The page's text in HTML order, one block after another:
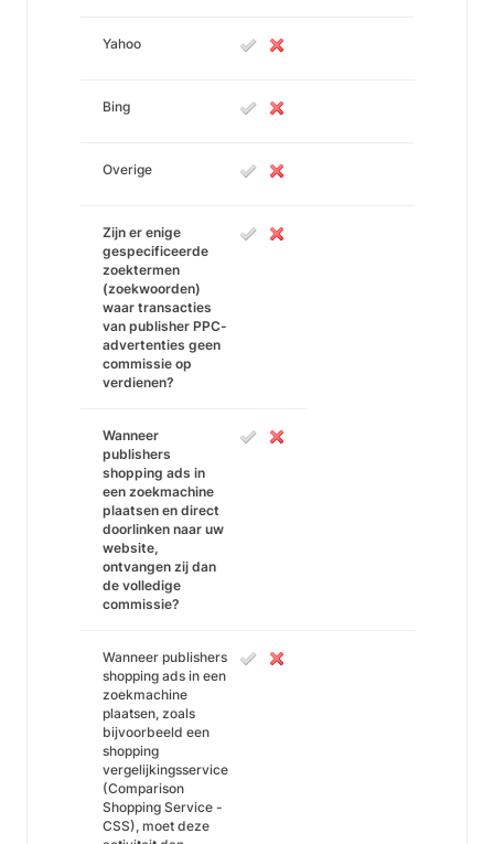
Yahoo
Bing
Overige
Zijn er enige
gespecificeerde
zoektermen
(zoekwoorden)
waar transacties
van publisher PPC-
advertenties geen
commissie op
verdienen?
Wanneer
publishers
shopping ads in
een zoekmachine
plaatsen en direct
doorlinken naar uw
website,
ontvangen zij dan
de volledige
commissie?
Wanneer publishers
shopping ads in een
zoekmachine
plaatsen, zoals
bijvoorbeeld een
shopping
vergelijkingsservice
(Comparison
Shopping Service -
CSS), moet deze